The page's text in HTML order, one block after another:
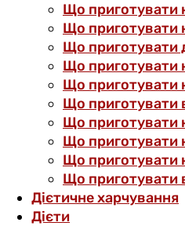
Що приготувати
Що приготувати
Що приготувати
Що приготувати
Що приготувати
Що приготувати
Що приготувати
Що приготувати
Що приготувати
Що приготувати
Дієтичне харчування
Дієти